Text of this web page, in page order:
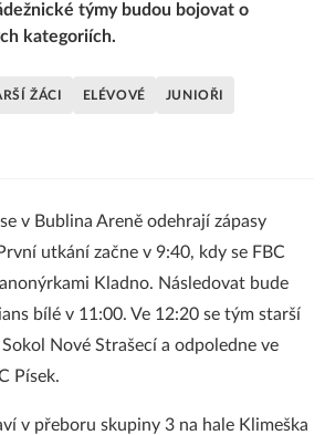
týmy budou bojovat o
kategoriích.
ŽÁCI ELÉVOVÉ JUNIOŘI
v Bublina Areně odehrají zápasy
utkání začne v 9:40, kdy se FBC
Kladno. Následovat bude
bílé v 11:00. Ve 12:20 se tým starší
Nové Strašecí a odpoledne ve
Písek.
v přeboru skupiny 3 na hale Klimeška